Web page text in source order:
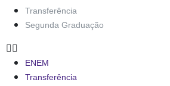
Transferência
Segunda Graduação
ENEM
Transferência